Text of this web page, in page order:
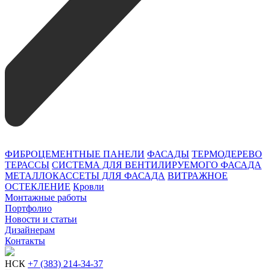
ФИБРОЦЕМЕНТНЫЕ ПАНЕЛИ ФАСАДЫ ТЕРМОДЕРЕВО
ТЕРАССЫ СИСТЕМА ДЛЯ ВЕНТИЛИРУЕМОГО ФАСАДА
МЕТАЛЛОКАССЕТЫ ДЛЯ ФАСАДА ВИТРАЖНОЕ
ОСТЕКЛЕНИЕ Кровли
Монтажные работы
Портфолио
Новости и статьи
Дизайнерам
Контакты
НСК +7 (383) 214-34-37